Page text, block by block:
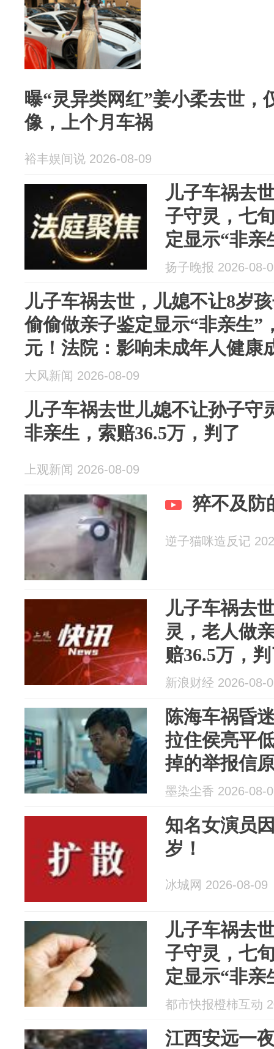
曝“灵异类网红”姜小柔去世，
像，上个月车祸
裕丰娱间说 2026-08-09
儿子车祸去
子守灵，七
定显示“非亲
36.5万元！
健康成长，
扬子晚报 2026-08-
儿子车祸去世，儿媳不让8岁
偷偷做亲子鉴定显示“非亲生”
元！法院：影响未成年人健康
大风新闻 2026-08-09
儿子车祸去世儿媳不让孙子守
非亲生，索赔36.5万，判了
上观新闻 2026-08-09
猝不及防
逆子猫咪造反记
儿子车祸去
灵，老人做
赔36.5万，
新浪财经 2026-08-
陈海车祸昏
拉住侯亮平
掉的举报信
野车座椅的
墨染尘香 2026-08-
知名女演员
岁！
冰城网 2026-08-09
儿子车祸去
子守灵，七
定显示“非亲
36.5万元！
健康成长，
都市快报橙柿互动
江西安远一